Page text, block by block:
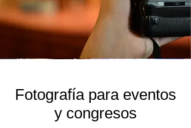
Fotografía para eventos
y congresos